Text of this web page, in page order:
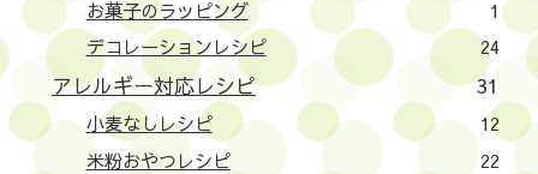
お菓子のラッピング
1
デコレーションレシピ
24
アレルギー対応レシピ 31
小麦なしレシピ
12
米粉おやつレシピ
22